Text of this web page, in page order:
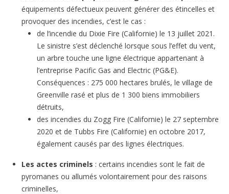
équipements défectueux peuvent générer des étincelles et
provoquer des incendies, c’est le cas :
de l’incendie du Dixie Fire (Californie) le 13 juillet 2021.
Le sinistre s’est déclenché lorsque sous l’effet du vent,
un arbre touche une ligne électrique appartenant à
l’entreprise Pacific Gas and Electric (PG&E).
Conséquences : 275 000 hectares brulés, le village de
Greenville rasé et plus de 1 300 biens immobiliers
détruits,
des incendies du Zogg Fire (Californie) le 27 septembre
2020 et de Tubbs Fire (Californie) en octobre 2017,
également causés par des lignes électriques.
Les actes criminels : certains incendies sont le fait de
pyromanes ou allumés volontairement pour des raisons
criminelles,